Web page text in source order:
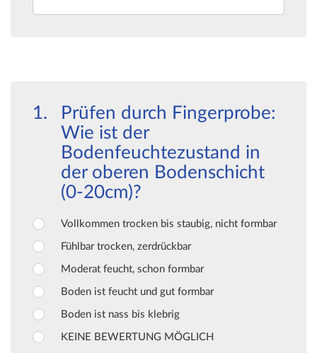
Prüfen durch Fingerprobe:
Wie ist der
Bodenfeuchtezustand in
der oberen Bodenschicht
(0-20cm)?
Vollkommen trocken bis staubig, nicht formbar
Fühlbar trocken, zerdrückbar
Moderat feucht, schon formbar
Boden ist feucht und gut formbar
Boden ist nass bis klebrig
KEINE BEWERTUNG MÖGLICH